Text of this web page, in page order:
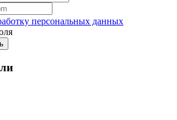
персональных данных